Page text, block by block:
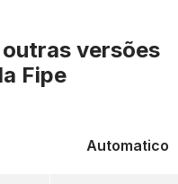
versões
Fipe
Automatico